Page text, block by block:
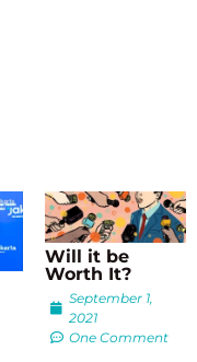
Will it be
Worth It?
September 1,
2021
One Comment